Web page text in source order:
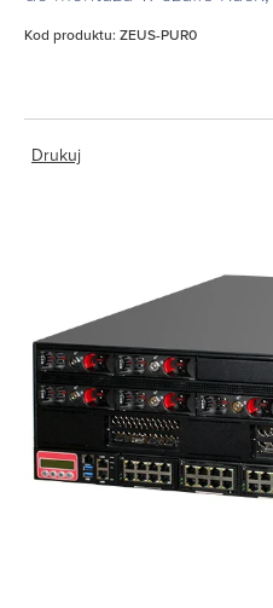
Kod produktu: ZEUS-PUR0
Drukuj